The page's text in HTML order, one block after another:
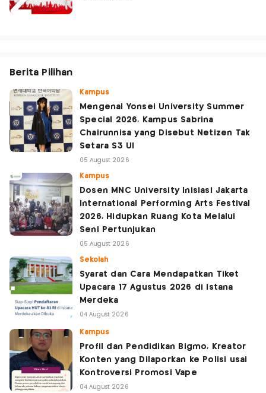
Berita Pilihan
Kampus
Mengenal Yonsei University Summer
Special 2026, Kampus Sabrina
Chairunnisa yang Disebut Netizen Tak
Setara S3 UI
05 August 2026
Kampus
Dosen MNC University Inisiasi Jakarta
International Performing Arts Festival
2026, Hidupkan Ruang Kota Melalui
Seni Pertunjukan
05 August 2026
Sekolah
Syarat dan Cara Mendapatkan Tiket
Upacara 17 Agustus 2026 di Istana
Merdeka
04 August 2026
Kampus
Profil dan Pendidikan Bigmo, Kreator
Konten yang Dilaporkan ke Polisi usai
Kontroversi Promosi Vape
04 August 2026